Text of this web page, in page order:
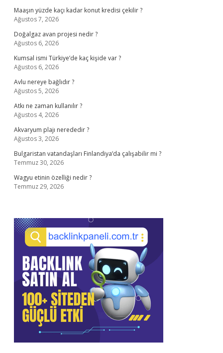
Maaşın yüzde kaçı kadar konut kredisi çekilir ?
Ağustos 7, 2026
Doğalgaz avan projesi nedir ?
Ağustos 6, 2026
Kumsal ismi Türkiye’de kaç kişide var ?
Ağustos 6, 2026
Avlu nereye bağlıdır ?
Ağustos 5, 2026
Atkı ne zaman kullanılır ?
Ağustos 4, 2026
Akvaryum plajı nerededir ?
Ağustos 3, 2026
Bulgaristan vatandaşları Finlandiya’da çalışabilir mi ?
Temmuz 30, 2026
Wagyu etinin özelliği nedir ?
Temmuz 29, 2026